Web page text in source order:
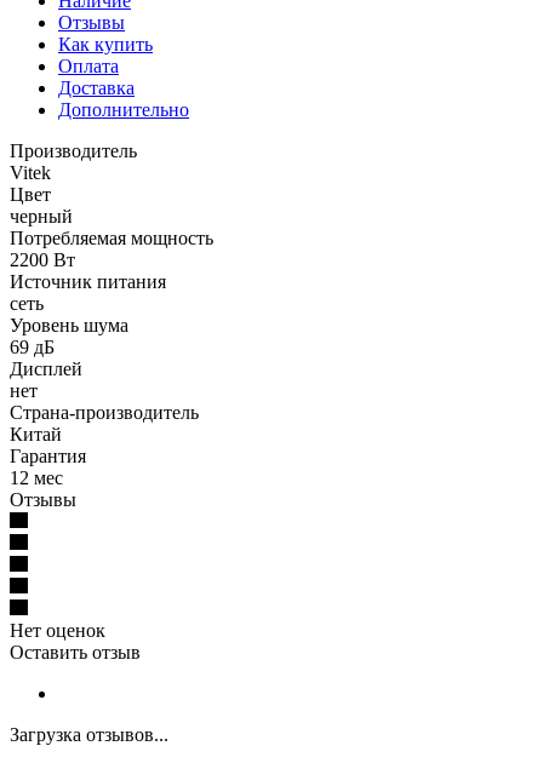
Отзывы
Как купить
Оплата
Доставка
Дополнительно
Производитель
Vitek
Цвет
черный
Потребляемая мощность
2200 Вт
Источник питания
сеть
Уровень шума
69 дБ
Дисплей
нет
Страна-производитель
Китай
Гарантия
12 мес
Отзывы
Нет оценок
Оставить отзыв
Загрузка отзывов...